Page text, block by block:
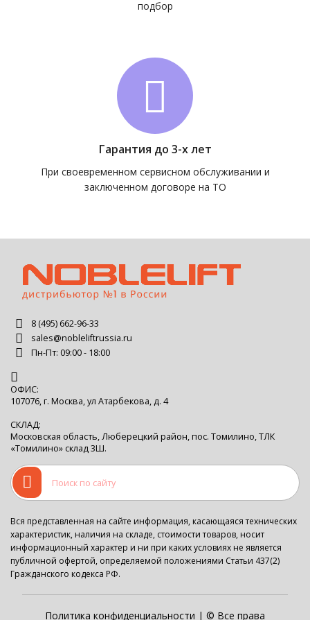
подбор
Гарантия до 3-х лет
При своевременном сервисном обслуживании и
заключенном договоре на ТО
8 (495) 662-96-33
sales@nobleliftrussia.ru
Пн-Пт: 09:00 - 18:00
ОФИС:
107076, г. Москва, ул Атарбекова, д. 4
СКЛАД:
Московская область, Люберецкий район, пос. Томилино, ТЛК
«Томилино» склад 3Ш.
Вся представленная на сайте информация, касающаяся технических
характеристик, наличия на складе, стоимости товаров, носит
информационный характер и ни при каких условиях не является
публичной офертой, определяемой положениями Статьи 437(2)
Гражданского кодекса РФ.
Политика конфиденциальности | © Все права